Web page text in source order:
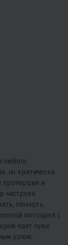
любого
но критически
пропорции и
настроен
глохнуть,
мотоцикл с
едет хуже
узлом.